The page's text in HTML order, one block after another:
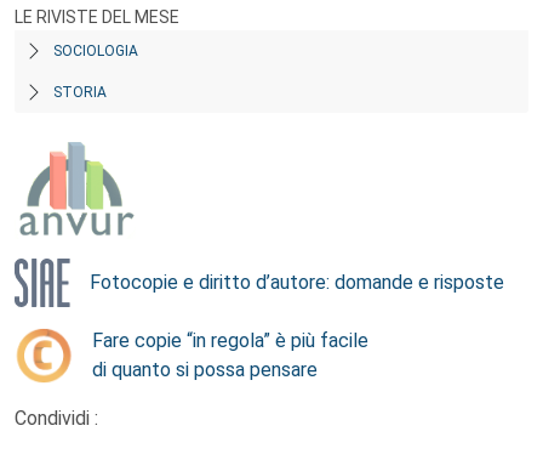
LE RIVISTE DEL MESE
SOCIOLOGIA
STORIA
Fotocopie e diritto d’autore: domande e risposte
Fare copie “in regola” è più facile
di quanto si possa pensare
Condividi :